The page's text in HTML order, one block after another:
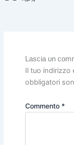
Lascia un
Il tuo indirizzo
obbligatori
Commento *